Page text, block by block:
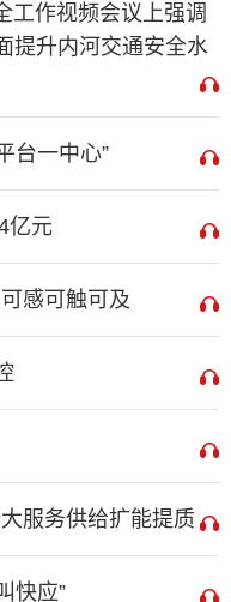
工作视频会议上强调
提升内河交通安全水
台一中心”
亿元
感可触可及
服务供给扩能提质
快应”